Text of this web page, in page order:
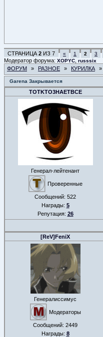
СТРАНИЦА 2 ИЗ 7 « 1 2 3
Модератор форума: XOPYC russsix
ФОРУМ » РАЗНОЕ » КУРИЛКА »
Garena Закрывается
TOTKTO3HAETBCE
Генерал-лейтенант
Проверенные
Сообщений: 522
Награды: 5
Репутация: 26
[ReV]FeniX
Генералиссимус
Модераторы
Сообщений: 2449
Награды: 8